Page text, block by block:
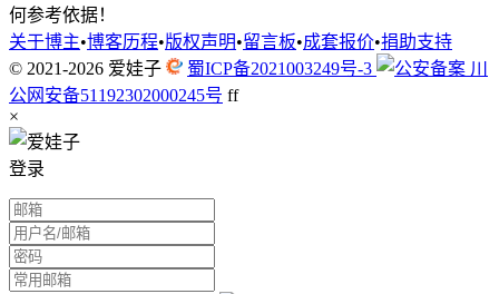
何参考依据！
关于博主•博客历程•版权声明•留言板•成套报价•捐助支持
© 2021-2026 爱娃子 蜀ICP备2021003249号-3
川
公网安备51192302000245号 ff
×
登录